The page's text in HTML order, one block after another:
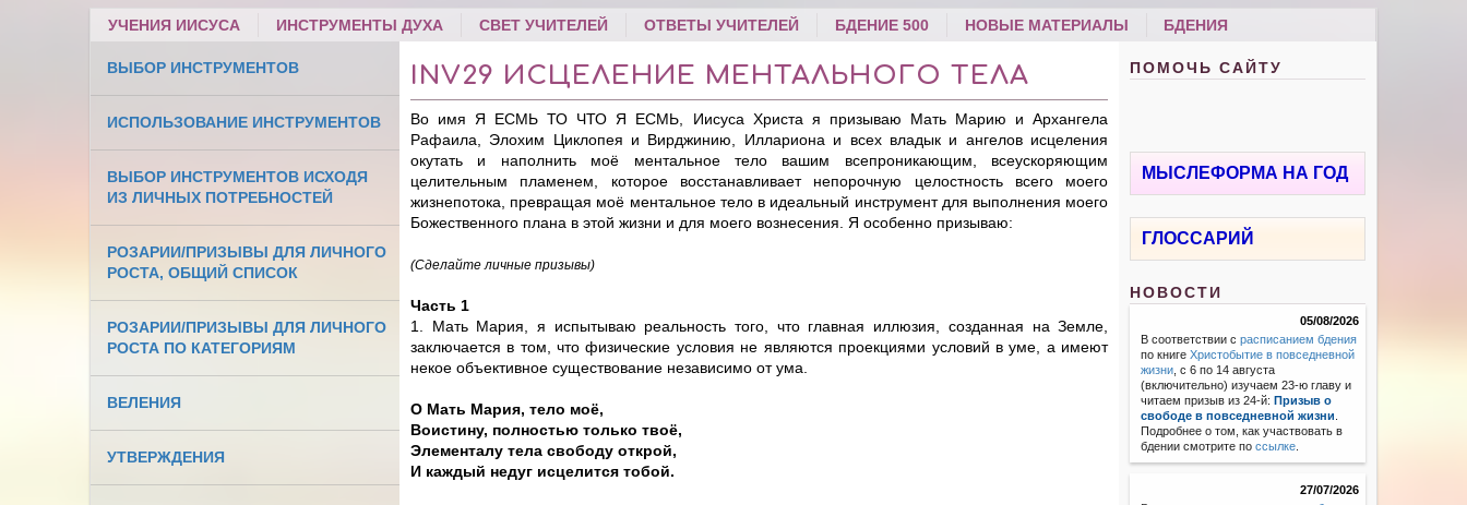
УЧЕНИЯ ИИСУСА ИНСТРУМЕНТЫ ДУХА СВЕТ УЧИТЕЛЕЙ ОТВЕТЫ УЧИТЕЛЕЙ БДЕНИЕ 500 НОВЫЕ МАТЕРИАЛЫ БДЕНИЯ
ВЫБОР ИНСТРУМЕНТОВ
ИСПОЛЬЗОВАНИЕ ИНСТРУМЕНТОВ
ВЫБОР ИНСТРУМЕНТОВ ИСХОДЯ
ИЗ ЛИЧНЫХ ПОТРЕБНОСТЕЙ
РОЗАРИИ/ПРИЗЫВЫ ДЛЯ ЛИЧНОГО
РОСТА, ОБЩИЙ СПИСОК
РОЗАРИИ/ПРИЗЫВЫ ДЛЯ ЛИЧНОГО
РОСТА ПО КАТЕГОРИЯМ
ВЕЛЕНИЯ
УТВЕРЖДЕНИЯ
INV29 ИСЦЕЛЕНИЕ МЕНТАЛЬНОГО ТЕЛА
Во имя Я ЕСМЬ ТО ЧТО Я ЕСМЬ, Иисуса Христа я призываю Мать Марию и Архангела
Рафаила, Элохим Циклопея и Вирджинию, Иллариона и всех владык и ангелов исцеления
окутать и наполнить моё ментальное тело вашим всепроникающим, всеускоряющим
целительным пламенем, которое восстанавливает непорочную целостность всего моего
жизнепотока, превращая моё ментальное тело в идеальный инструмент для выполнения моего
Божественного плана в этой жизни и для моего вознесения. Я особенно призываю:
(Сделайте личные призывы)
Часть 1
1. Мать Мария, я испытываю реальность того, что главная иллюзия, созданная на Земле,
заключается в том, что физические условия не являются проекциями условий в уме, а имеют
некое объективное существование независимо от ума.
О Мать Мария, тело моё,
Воистину, полностью только твоё,
Элементалу тела свободу открой,
И каждый недуг исцелится тобой.
ПОМОЧЬ САЙТУ
МЫСЛЕФОРМА НА ГОД
ГЛОССАРИЙ
НОВОСТИ
05/08/2026
В соответствии срасписанием бдения
по книгеХристобытие в повседневной
жизни , с 6 по 14 августа
(включительно) изучаем 23-ю главу и
читаем призыв из 24-й: Призыв о
свободе в повседневной жизни
Подробнее о том, как участвовать в
бдении смотрите поссылке
27/07/2026